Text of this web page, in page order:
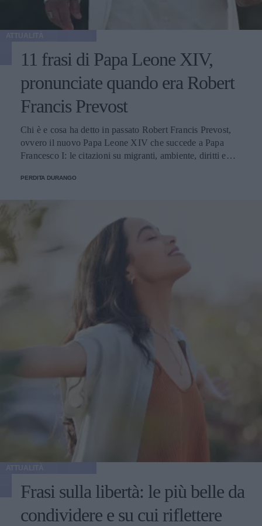
11 frasi di Papa Leone XIV,
pronunciate quando era Robert
Francis Prevost
Chi è e cosa ha detto in passato Robert Francis Prevost,
ovvero il nuovo Papa Leone XIV che succede a Papa
Francesco I: le citazioni su migranti, ambiente, diritti e
PERDITA DURANGO
Frasi sulla libertà: le più belle da
condividere e su cui riflettere